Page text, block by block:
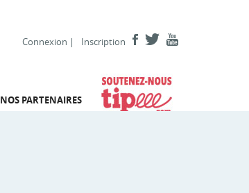
Connexion | Inscription
NOS PARTENAIRES